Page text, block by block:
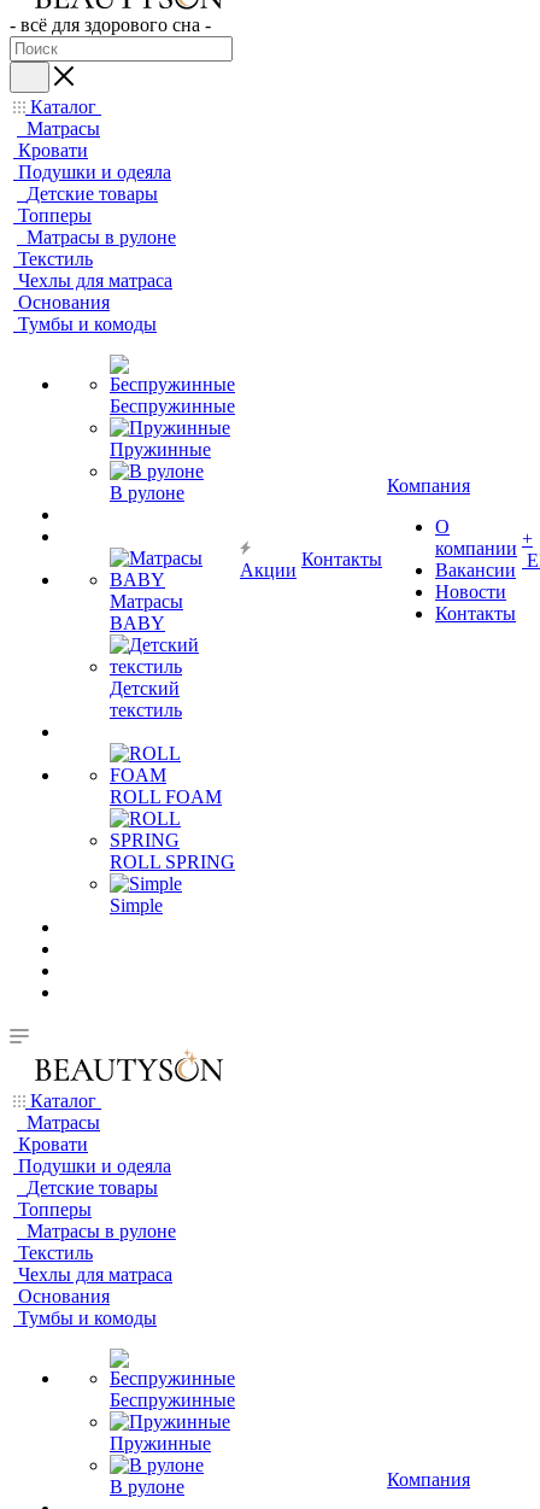
- всё для здорового сна -
Каталог
Матрасы
Кровати
Подушки и одеяла
Детские товары
Топперы
Матрасы в рулоне
Текстиль
Чехлы для матраса
Основания
Тумбы и комоды
Беспружинные
Пружинные
В рулоне
Матрасы
BABY
Детский
текстиль
ROLL FOAM
ROLL SPRING
Simple
Акции
Контакты
Компания
О
компании
Вакансии
Новости
Контакты
+
Каталог
Матрасы
Кровати
Подушки и одеяла
Детские товары
Топперы
Матрасы в рулоне
Текстиль
Чехлы для матраса
Основания
Тумбы и комоды
Беспружинные
Пружинные
В рулоне
Компания